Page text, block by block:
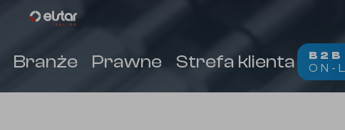
Branże Prawne Strefa klienta B2B
ON-